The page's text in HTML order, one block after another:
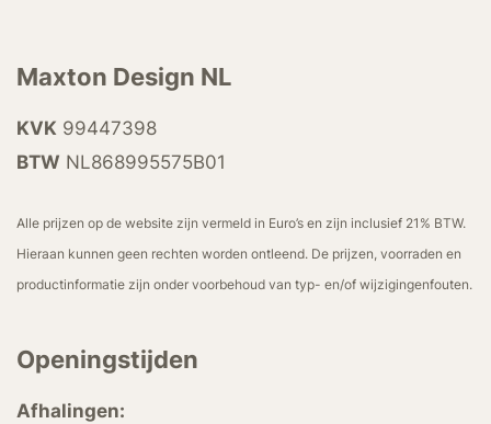
Maxton Design NL
KVK 99447398
BTW NL868995575B01
Alle prijzen op de website zijn vermeld in Euro’s en zijn inclusief 21% BTW.
Hieraan kunnen geen rechten worden ontleend. De prijzen, voorraden en
productinformatie zijn onder voorbehoud van typ- en/of wijzigingenfouten.
Openingstijden
Afhalingen: